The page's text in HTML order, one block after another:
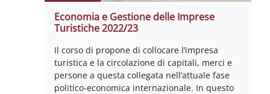
Economia e Gestione delle Imprese
Turistiche 2022/23
Il corso di propone di collocare l’impresa
turistica e la circolazione di capitali, merci e
persone a questa collegata nell’attuale fase
politico-economica internazionale. In questo